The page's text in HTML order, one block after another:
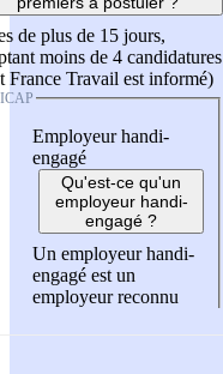
de plus de 15 jours,
moins de 4 candidatures
France Travail est informé)
Employeur handi-
engagé
Qu'est-ce qu'un
employeur handi-
engagé ?
Un employeur handi-
engagé est un
employeur reconnu